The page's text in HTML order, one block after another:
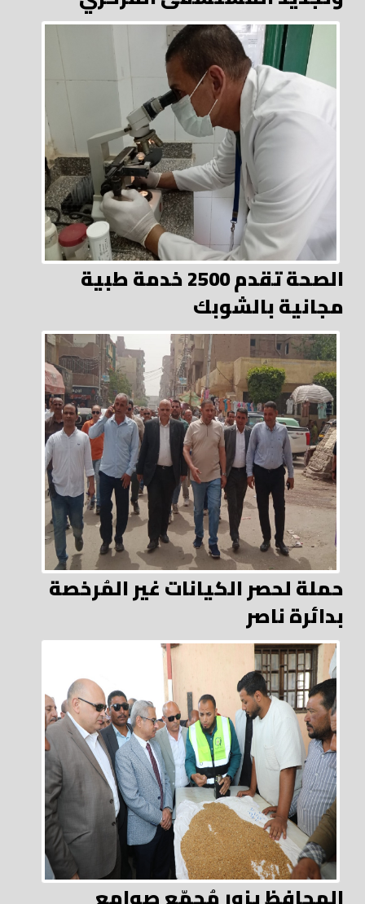
الصحة تقدم 2500 خدمة طبية
مجانية بالشوبك
حملة لحصر الكيانات غير المُرخصة
بدائرة ناصر